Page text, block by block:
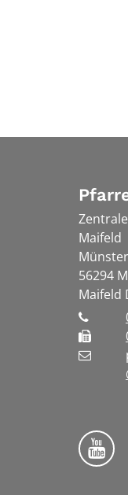
Maifeld
56294
Maifeld